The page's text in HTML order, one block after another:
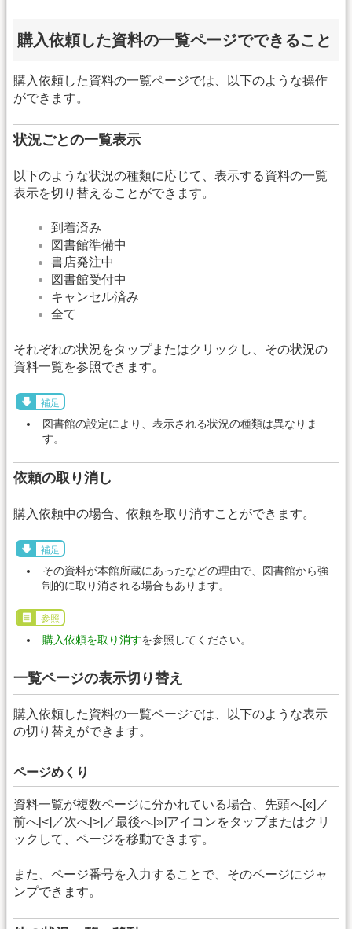
購入依頼した資料の一覧ページでできること
購入依頼した資料の一覧ページでは、以下のような操作
ができます。
状況ごとの一覧表示
以下のような状況の種類に応じて、表示する資料の一覧
表示を切り替えることができます。
到着済み
図書館準備中
書店発注中
図書館受付中
キャンセル済み
全て
それぞれの状況をタップまたはクリックし、その状況の
資料一覧を参照できます。
補足
図書館の設定により、表示される状況の種類は異なりま
す。
依頼の取り消し
購入依頼中の場合、依頼を取り消すことができます。
補足
その資料が本館所蔵にあったなどの理由で、図書館から強
制的に取り消される場合もあります。
参照
購入依頼を取り消すを参照してください。
一覧ページの表示切り替え
購入依頼した資料の一覧ページでは、以下のような表示
の切り替えができます。
ページめくり
資料一覧が複数ページに分かれている場合、先頭へ[«]／
前へ[<]／次へ[>]／最後へ[»]アイコンをタップまたはクリ
ックして、ページを移動できます。
また、ページ番号を入力することで、そのページにジャ
ンプできます。